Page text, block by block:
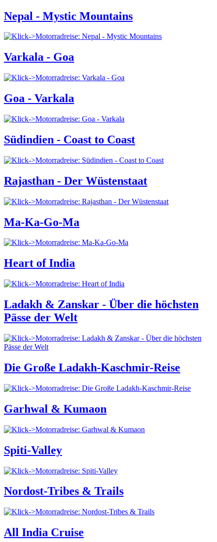
Nepal - Mystic Mountains
Varkala - Goa
Goa - Varkala
Südindien - Coast to Coast
Rajasthan - Der Wüstenstaat
Ma-Ka-Go-Ma
Heart of India
Ladakh & Zanskar - Über die höchsten
Pässe der Welt
Die Große Ladakh-Kaschmir-Reise
Garhwal & Kumaon
Spiti-Valley
Nordost-Tribes & Trails
All India Cruise